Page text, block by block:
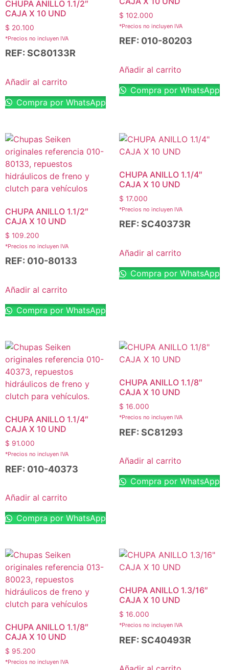
CHUPA ANILLO 1.1/2″
CAJA X 10 UND
$ 20.100
*Precios no incluyen IVA
REF: SC80133R
Añadir al carrito
Compra por WhatsApp
$ 102.000
*Precios no incluyen IVA
REF: 010-80203
Añadir al carrito
Compra por WhatsApp
CHUPA ANILLO 1.1/2″
CAJA X 10 UND
$ 109.200
*Precios no incluyen IVA
REF: 010-80133
Añadir al carrito
Compra por WhatsApp
CHUPA ANILLO 1.1/4″
CAJA X 10 UND
$ 17.000
*Precios no incluyen IVA
REF: SC40373R
Añadir al carrito
Compra por WhatsApp
CHUPA ANILLO 1.1/4″
CAJA X 10 UND
$ 91.000
*Precios no incluyen IVA
REF: 010-40373
Añadir al carrito
Compra por WhatsApp
CHUPA ANILLO 1.1/8″
CAJA X 10 UND
$ 16.000
*Precios no incluyen IVA
REF: SC81293
Añadir al carrito
Compra por WhatsApp
CHUPA ANILLO 1.1/8″
CAJA X 10 UND
$ 95.200
*Precios no incluyen IVA
CHUPA ANILLO 1.3/16″
CAJA X 10 UND
$ 16.000
*Precios no incluyen IVA
REF: SC40493R